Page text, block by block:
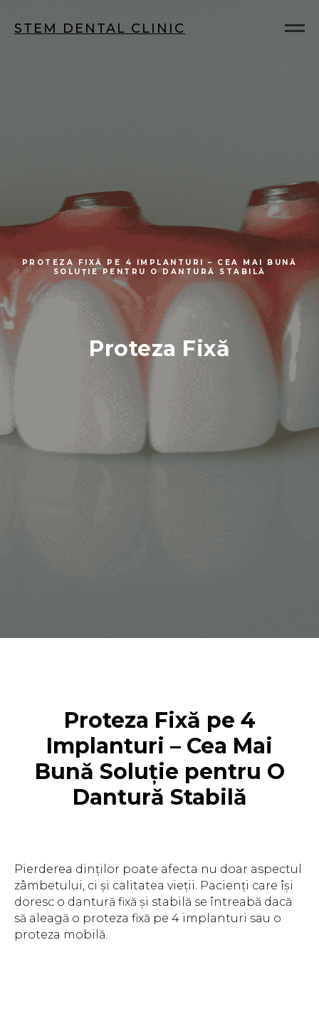
STEM DENTAL CLINIC
PROTEZA FIXĂ PE 4 IMPLANTURI – CEA MAI BUNĂ
SOLUȚIE PENTRU O DANTURĂ STABILĂ
Proteza Fixă
Proteza Fixă pe 4
Implanturi – Cea Mai
Bună Soluție pentru O
Dantură Stabilă
Pierderea dinților poate afecta nu doar aspectul
zâmbetului, ci și calitatea vieții. Pacienți care își
doresc o dantură fixă și stabilă se întreabă dacă
să aleagă o proteza fixă pe 4 implanturi sau o
proteza mobilă.